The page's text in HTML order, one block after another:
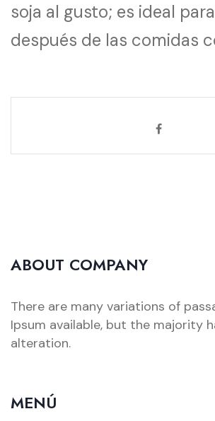
soja al gusto; es ideal
después de las comidas
ABOUT COMPANY
There are many variations of
Ipsum available, but the majority
alteration.
MENÚ